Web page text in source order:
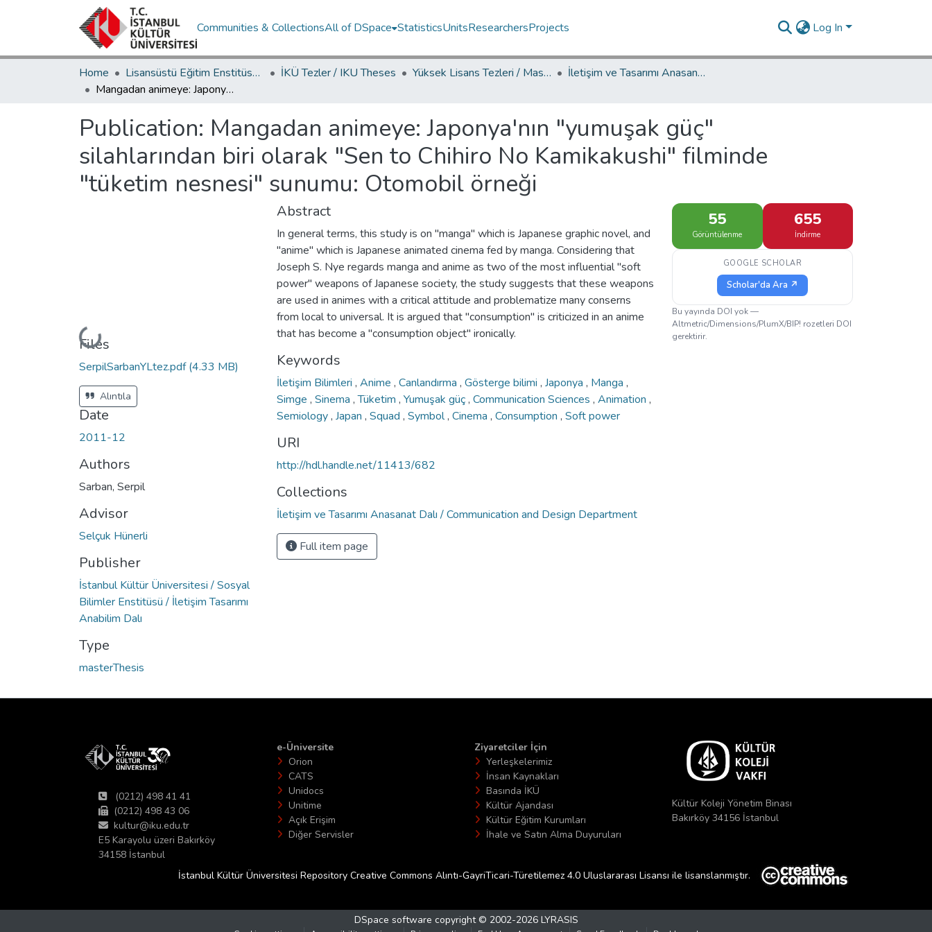
Communities & CollectionsAll of DSpace StatisticsUnitsResearchersProjects Log In
Home Lisansüstü Eğitim Enstitüsü / Postgraduate Education Institute İKÜ Tezler / IKU Theses Yüksek Lisans Tezleri / Master's Theses
İletişim ve Tasarımı Anasanat Dalı / Communication and Design Department
Mangadan animeye: Japonya'nın "yumuşak güç" silahlarından biri olarak "Sen to Chihiro No Kamikakushi" filminde "tüketim nesnesi" sunumu: Otomobil örneği
Publication: Mangadan animeye: Japonya'nın "yumuşak güç"
silahlarından biri olarak "Sen to Chihiro No Kamikakushi" filminde
"tüketim nesnesi" sunumu: Otomobil örneği
Loading...
Files
SerpilSarbanYLtez.pdf(4.33 MB)
Alıntıla
Date
2011-12
Authors
Sarban, Serpil
Advisor
Selçuk Hünerli
Publisher
İstanbul Kültür Üniversitesi / Sosyal
Bilimler Enstitüsü / İletişim Tasarımı
Anabilim Dalı
Type
masterThesis
Abstract
In general terms, this study is on "manga" which is Japanese graphic novel, and
"anime" which is Japanese animated cinema fed by manga. Considering that
Joseph S. Nye regards manga and anime as two of the most influential "soft
power" weapons of Japanese society, the study suggests that these weapons
are used in animes with a critical attitude and problematize many conserns
from local to universal. It is argued that "consumption" is criticized in an anime
that has become a "consumption object" ironically.
Keywords
İletişim Bilimleri , Anime , Canlandırma , Gösterge bilimi , Japonya , Manga ,
Simge , Sinema ,Tüketim , Yumuşak güç, Communication Sciences , Animation ,
Semiology, Japan , Squad , Symbol, Cinema , Consumption , Soft power
URI
http://hdl.handle.net/11413/682
Collections
İletişim ve Tasarımı Anasanat Dalı / Communication and Design Department
Full item page
55
Görüntülenme
655
İndirme
GOOGLE SCHOLAR
Scholar'da Ara ↗
Bu yayında DOI yok —
Altmetric/Dimensions/PlumX/BIP! rozetleri DOI
gerektirir.
(0212) 498 41 41
(0212) 498 43 06
kultur@iku.edu.tr
E5 Karayolu üzeri Bakırköy
34158 İstanbul
e-Üniversite
Orion
CATS
Unidocs
Unitime
Açık Erişim
Diğer Servisler
Ziyaretciler İçin
Yerleşkelerimiz
İnsan Kaynakları
Basında İKÜ
Kültür Ajandası
Kültür Eğitim Kurumları
İhale ve Satın Alma Duyuruları
Kültür Koleji Yönetim Binası
Bakırköy 34156 İstanbul
İstanbul Kültür Üniversitesi Repository Creative Commons Alıntı-GayriTicari-Türetilemez 4.0 Uluslararası Lisansı ile lisanslanmıştır.
DSpace software copyright © 2002-2026 LYRASIS